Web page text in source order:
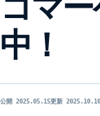
中！
公開 2025.05.15更新 2025.10.10